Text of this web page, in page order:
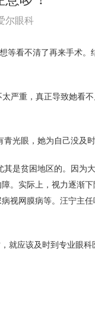
尔眼科
等看不清了再来手术
严重，真正导致她看
光眼，她为自己没及
是贫困地区的。因为
。实际上，视力逐渐
视网膜病等。汪宁主
就应该及时到专业眼